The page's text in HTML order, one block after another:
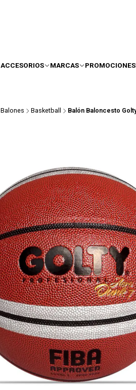
ACCESORIOS MARCAS PROMOCIONES
Balones Basketball Balón Baloncesto